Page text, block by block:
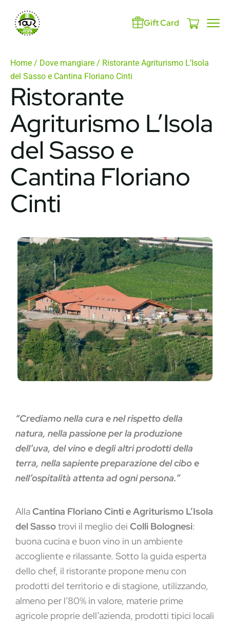
Gift Card
Home / Dove mangiare / Ristorante Agriturismo L’Isola
del Sasso e Cantina Floriano Cinti
Ristorante
Agriturismo L’Isola
del Sasso e
Cantina Floriano
Cinti
“Crediamo nella cura e nel rispetto della
natura, nella passione per la produzione
dell’uva, del vino e degli altri prodotti della
terra, nella sapiente preparazione del cibo e
nell’ospitalità attenta ad ogni persona.”
AllaCantina Floriano Cinti e Agriturismo L’Isola
del Sassotrovi il meglio dei Colli Bolognesi:
buona cucina e buon vino in un ambiente
accogliente e rilassante. Sotto la guida esperta
dello chef, il ristorante propone menu con
prodotti del territorio e di stagione, utilizzando,
almeno per l’80% in valore, materie prime
agricole proprie dell’azienda, prodotti tipici locali